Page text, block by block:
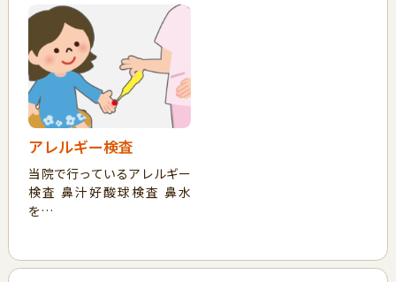
アレルギー検査
当院で行っているアレルギー
検査 鼻汁好酸球検査 鼻水
を…